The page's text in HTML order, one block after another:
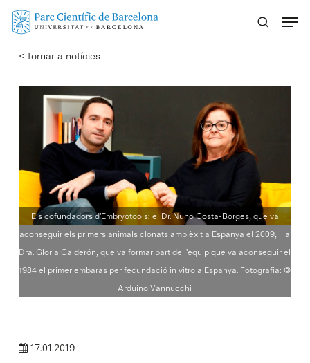
Skip
content
< Tornar a notícies
Els cofundadors d'Embryotools: el Dr. Nuno Costa-Borges, que va
aconseguir els primers animals clonats amb èxit a Espanya el 2009, i la
Dra. Gloria Calderón, que va formar part de l'equip que va aconseguir el
1984 el primer embaràs per fecundació in vitro a Espanya. Fotografia: ©
Arduino Vannucchi
17.01.2019